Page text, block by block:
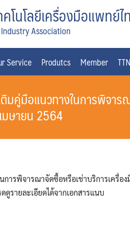
โนโลยีเครื่องมือแพทย์ไ
Association
Service Produtcs Member
มคู่มือแนวทางในการพิจา
มษายน 2564
ารพิจารณาจัดซื้อหรือเช่าบริการเครื่อ
รายละเอียดได้จากเอกสารแนบ